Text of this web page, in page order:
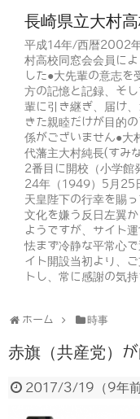
長崎県立大村
平成14年/西暦2002
村高校同窓会会員に
した●大先輩の意志を
方の記憶と記録、そ
輩に引き継ぎ、届け
きた親睦だけが目的
係がございません●大
代藩主大村純長(すみ
2番目に開校（小学館
24年（1949）5月25
天皇陛下の行幸を賜
文化を嫌う反日左翼
ようですが、サイト
怯まず冷静な平常心
イト開設当初より、
トし、常に感謝の気
ホーム 時事
赤旗（共産党）
2017/3/19 （9年